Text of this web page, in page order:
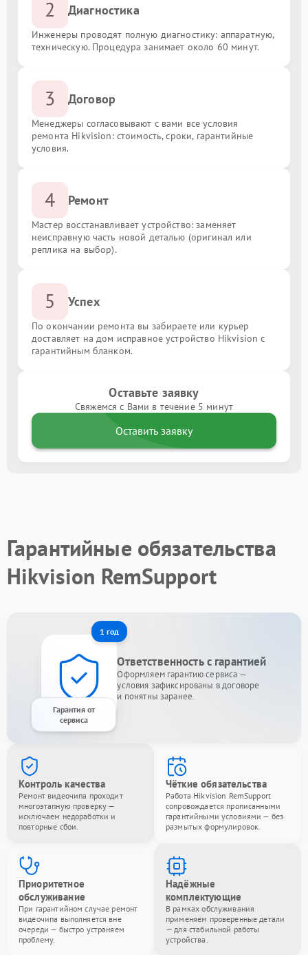
2 Диагностика
Инженеры проводят полную диагностику: аппаратную,
техническую. Процедура занимает около 60 минут.
3 Договор
Менеджеры согласовывают с вами все условия
ремонта Hikvision: стоимость, сроки, гарантийные
условия.
4 Ремонт
Мастер восстанавливает устройство: заменяет
неисправную часть новой деталью (оригинал или
реплика на выбор).
5 Успех
По окончании ремонта вы забираете или курьер
доставляет на дом исправное устройство Hikvision с
гарантийным бланком.
Оставьте заявку
Свяжемся с Вами в течение 5 минут
Оставить заявку
Гарантийные обязательства
Hikvision RemSupport
1 год
Гарантия от
сервиса
Ответственность с гарантией
Оформляем гарантию сервиса —
условия зафиксированы в договоре
и понятны заранее.
Контроль качества
Ремонт видеочипа проходит
многоэтапную проверку —
исключаем недоработки и
повторные сбои.
Чёткие обязательства
Работа Hikvision RemSupport
сопровождается прописанными
гарантийными условиями — без
размытых формулировок.
Приоритетное
обслуживание
При гарантийном случае ремонт
видеочипа выполняется вне
очереди — быстро устраняем
проблему.
Надёжные
комплектующие
В рамках обслуживания
применяем проверенные детали
— для стабильной работы
устройства.